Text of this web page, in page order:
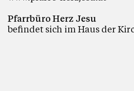
Pfarrbüro Herz Jesu
befindet sich im Haus der